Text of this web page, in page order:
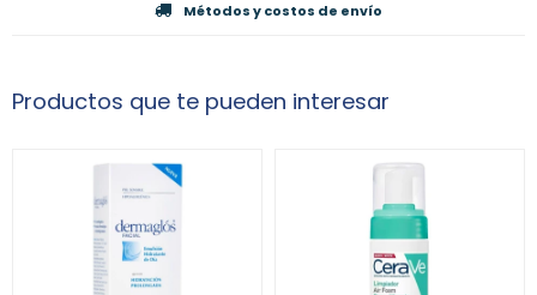
Métodos y costos de envío
Productos que te pueden interesar